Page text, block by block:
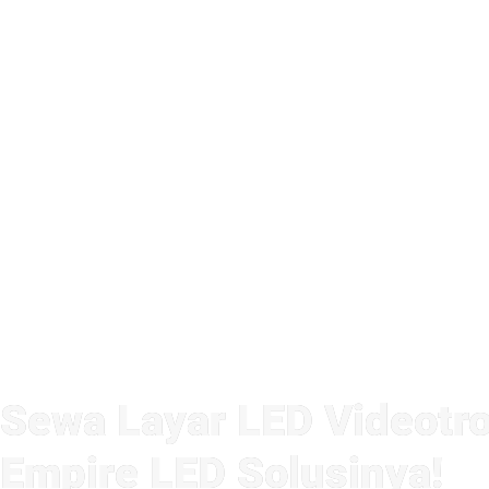
Sewa Layar LED
Empire LED Solusinya!